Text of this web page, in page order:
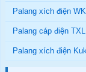
Palang xích điện
Palang cáp điện
Palang xích điện